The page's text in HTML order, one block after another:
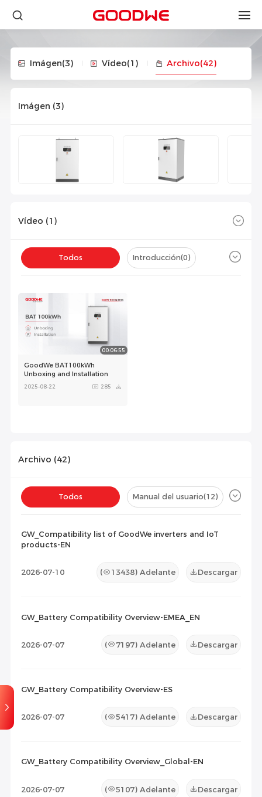
Imágen(3) Vídeo(1) Archivo(42)
Imágen (3)
Vídeo (1 )
Todos Introducción(0)
00:06:55
GoodWe BAT100kWh
Unboxing and Installation
2025-08-22 285
Archivo (42)
Todos Manual del usuario(12)
Lista de Compatibilidad
Documento de Mantenimiento(1) Otros(0)
GW_Compatibility list of GoodWe inverters and IoT
products-EN
2026-07-10 ( 13438) Adelante Descargar
GW_Battery Compatibility Overview-EMEA_EN
2026-07-07 ( 7197) Adelante Descargar
GW_Battery Compatibility Overview-ES
2026-07-07 ( 5417) Adelante Descargar
GW_Battery Compatibility Overview_Global-EN
2026-07-07 ( 5107) Adelante Descargar